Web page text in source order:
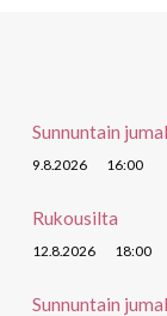
Sunnuntain
9.8.2026 16:00
Rukousilta
12.8.2026 18:00
Sunnuntain